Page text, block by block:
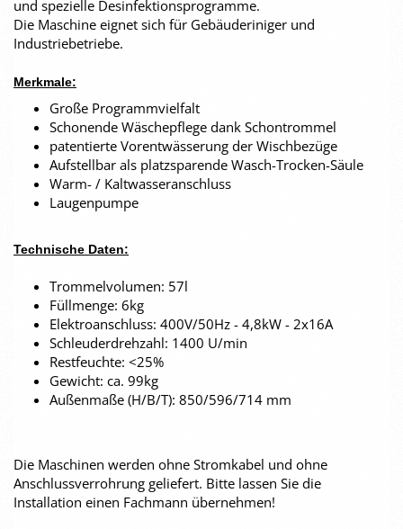
und spezielle Desinfektionsprogramme.
Die Maschine eignet sich für Gebäuderiniger und
Industriebetriebe.
Merkmale:
Große Programmvielfalt
Schonende Wäschepflege dank Schontrommel
patentierte Vorentwässerung der Wischbezüge
Aufstellbar als platzsparende Wasch-Trocken-Säule
Warm- / Kaltwasseranschluss
Laugenpumpe
Technische Daten:
Trommelvolumen: 57l
Füllmenge: 6kg
Elektroanschluss: 400V/50Hz - 4,8kW - 2x16A
Schleuderdrehzahl: 1400 U/min
Restfeuchte: <25%
Gewicht: ca. 99kg
Außenmaße (H/B/T): 850/596/714 mm
Die Maschinen werden ohne Stromkabel und ohne
Anschlussverrohrung geliefert. Bitte lassen Sie die
Installation einen Fachmann übernehmen!